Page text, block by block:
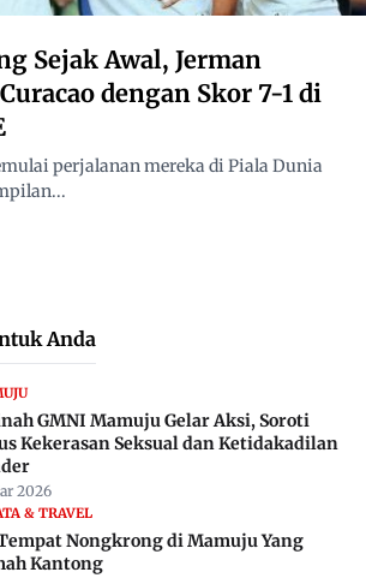
Sejak Awal, Jerman
dengan Skor 7-1 di
perjalanan mereka di Piala Dunia
Anda
GMNI Mamuju Gelar Aksi, Soroti
Kekerasan Seksual dan Ketidakadilan
2026
& TRAVEL
Nongkrong di Mamuju Yang
Kantong